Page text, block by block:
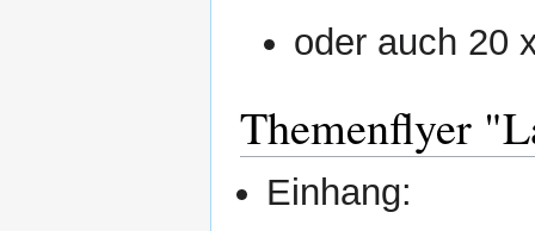
oder auch 20
Themenflyer
Einhang: